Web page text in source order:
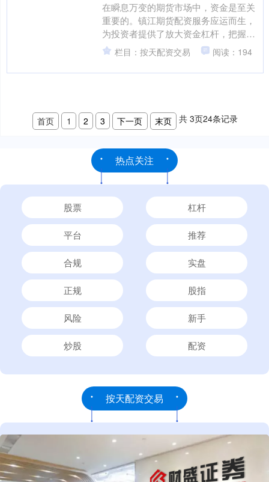
在瞬息万变的期货市场中，资金是至关
重要的。镇江期货配资服务应运而生，
为投资者提供了放大资金杠杆，把握市
场机遇的有效途径。 **放大资金杠杆**
配资服务允许投资....
栏目：按天配资交易 阅读：194
首页 1 2 3 下一页 末页 共 3页24条记录
热点关注
股票 杠杆
平台 推荐
合规 实盘
正规 股指
风险 新手
炒股 配资
按天配资交易